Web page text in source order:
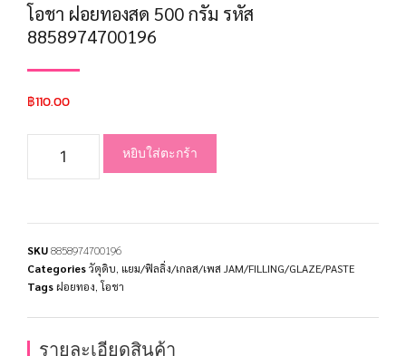
โอชา ฝอยทองสด 500 กรัม รหัส
8858974700196
฿110.00
หยิบใส่ตะกร้า
SKU8858974700196
Categoriesวัตุดิบ แยม/ฟิลลิ่ง/เกลส/เพส JAM/FILLING/GLAZE/PASTE
Tags ฝอยทอง โอชา
รายละเอียดสินค้า